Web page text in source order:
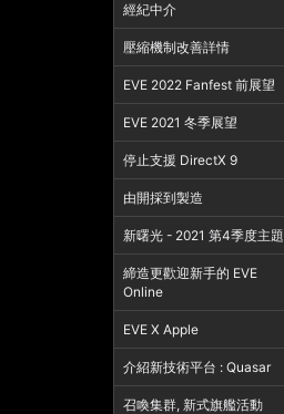
經紀中介
壓縮機制改善詳情
EVE 2022 Fanfest 前展望
EVE 2021 冬季展望
停止支援 DirectX 9
由開採到製造
新曙光 - 2021 第4季度主題
締造更歡迎新手的 EVE
Online
EVE X Apple
介紹新技術平台 : Quasar
召喚集群, 新式旗艦活動